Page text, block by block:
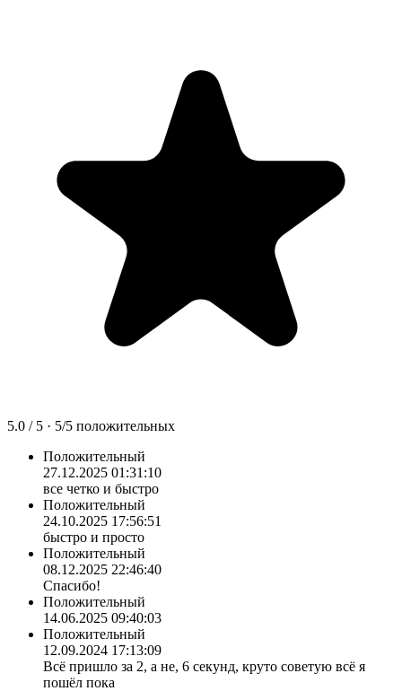
5.0 / 5 · 5/5 положительных
Положительный
27.12.2025 01:31:10
все четко и быстро
Положительный
24.10.2025 17:56:51
быстро и просто
Положительный
08.12.2025 22:46:40
Спасибо!
Положительный
14.06.2025 09:40:03
Положительный
12.09.2024 17:13:09
Всё пришло за 2, а не, 6 секунд, круто советую всё я
пошёл пока